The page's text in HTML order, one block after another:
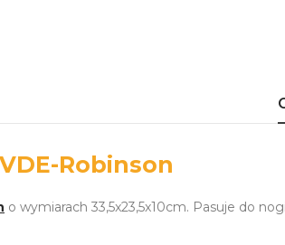
Robinson
o wymiarach 33,5x23,5x10cm. Pasuje do